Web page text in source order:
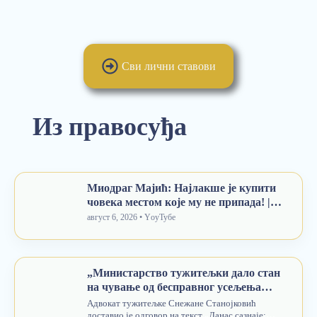
Сви лични ставови
Из правосуђа
Миодраг Мајић: Најлакше је купити
човека местом које му не припада! |
БЕЗ ПАРДОНА
август 6, 2026 • YоуТубе
„Министарство тужитељки дало стан
на чување од бесправног усељења
трећих лица“: Одговор адвоката
Адвокат тужитељке Снежане Станојковић